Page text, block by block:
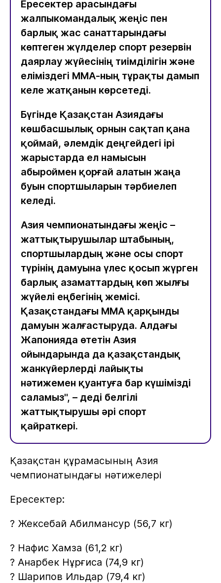
Ересектер арасындағы
жалпыкомандалық жеңіс пен
барлық жас санаттарындағы
көптеген жүлделер спорт резервін
даярлау жүйесінің тиімділігін және
еліміздегі ММА-ның тұрақты дамып
келе жатқанын көрсетеді.
Бүгінде Қазақстан Азиядағы
көшбасшылық орнын сақтап қана
қоймай, әлемдік деңгейдегі ірі
жарыстарда ел намысын
абыроймен қорғай алатын жаңа
буын спортшыларын тәрбиелеп
келеді.
Азия чемпионатындағы жеңіс –
жаттықтырушылар штабының,
спортшылардың және осы спорт
түрінің дамуына үлес қосып жүрген
барлық азаматтардың көп жылғы
жүйелі еңбегінің жемісі.
Қазақстандағы ММА қарқынды
дамуын жалғастыруда. Алдағы
Жапонияда өтетін Азия
ойындарында да қазақстандық
жанкүйерлерді лайықты
нәтижемен қуантуға бар күшімізді
саламыз", – деді белгілі
жаттықтырушы әрі спорт
қайраткері.
Қазақстан құрамасының Азия
чемпионатындағы нәтижелері
Ересектер:
? Жексебай Абилмансур (56,7 кг)
? Нафис Хамза (61,2 кг)
? Анарбек Нұрғиса (74,9 кг)
? Шарипов Ильдар (79,4 кг)